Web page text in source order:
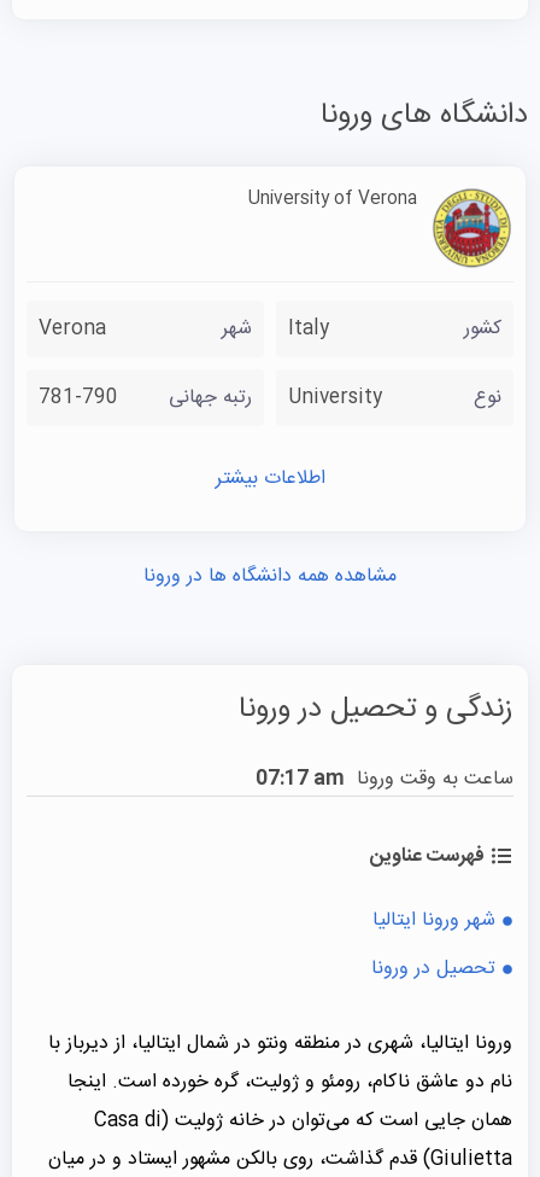
دانشگاه های ورونا
University of Verona
کشور Italy شهر Verona
نوع University رتبه جهانی 781-790
اطلاعات بیشتر
مشاهده همه دانشگاه ها در ورونا
زندگی و تحصیل در ورونا
ساعت به وقت ورونا 07:17 am
فهرست عناوین
شهر ورونا ایتالیا
تحصیل در ورونا
ورونا ایتالیا، شهری در منطقه ونتو در شمال ایتالیا، از دیرباز با
نام دو عاشق ناکام، رومئو و ژولیت، گره خورده است. اینجا
همان جایی است که می‌توان در خانه ژولیت (Casa di
Giulietta) قدم گذاشت، روی بالکن مشهور ایستاد و در میان